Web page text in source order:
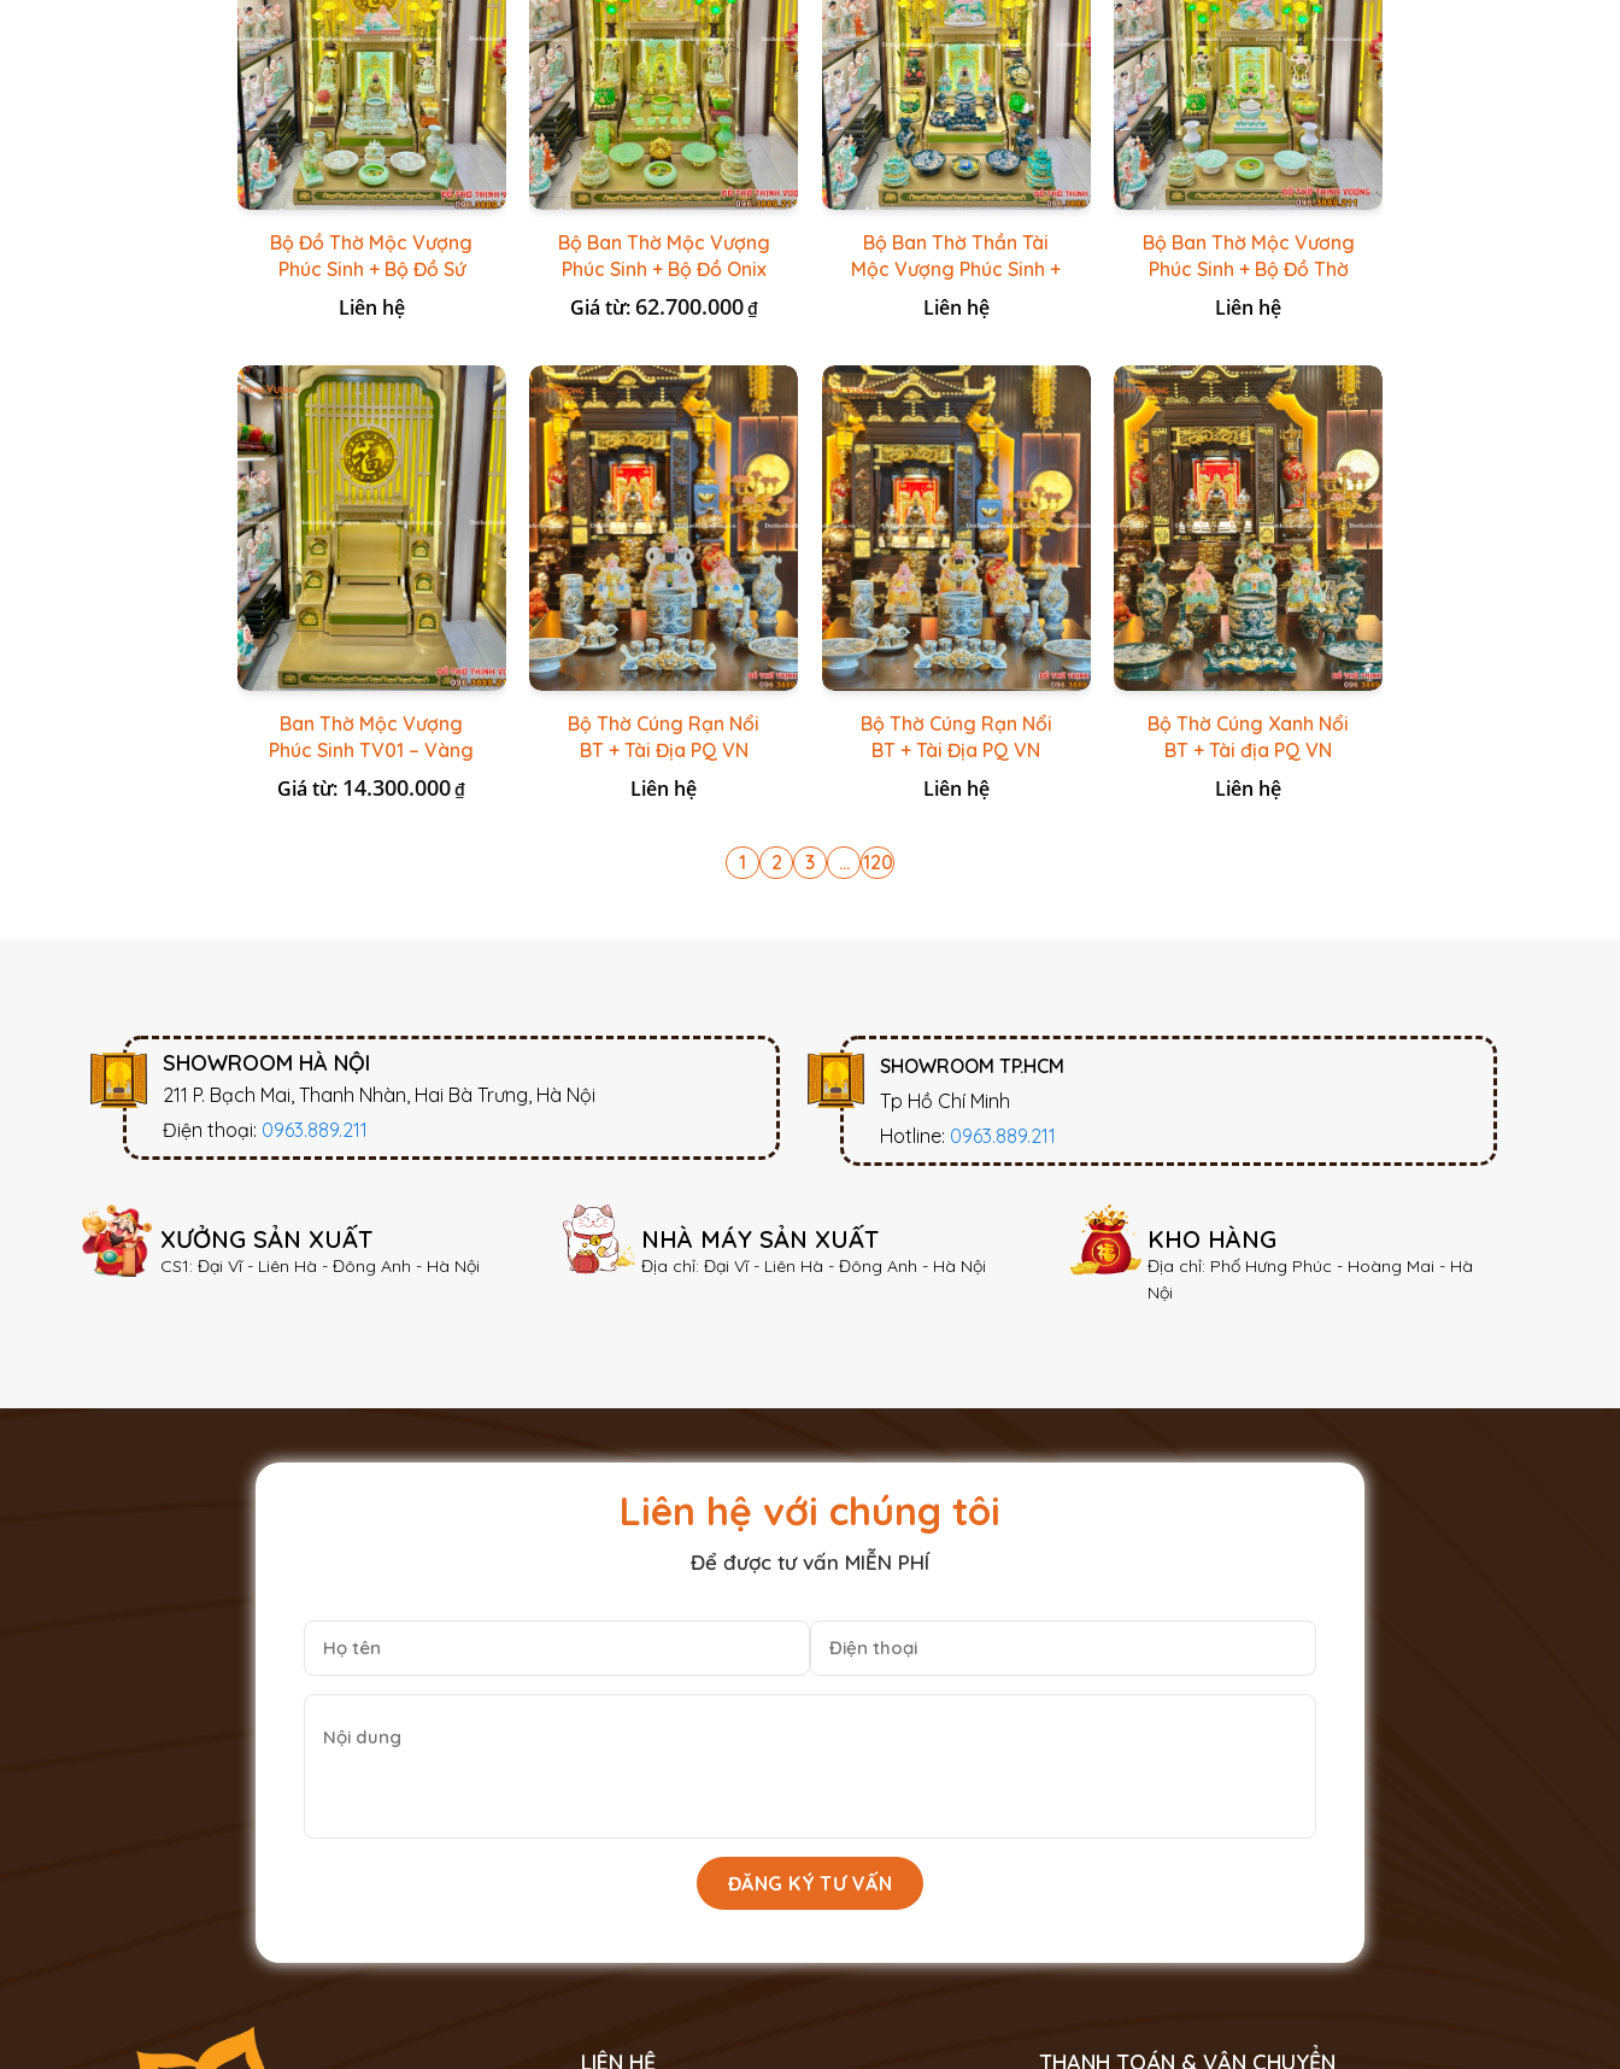
Bộ Đồ Thờ Mộc Vượng
Phúc Sinh + Bộ Đồ Sứ
Cao Cấp Xanh Cốm Vẽ
Vàng
Liên hệ
Bộ Ban Thờ Mộc Vượng
Phúc Sinh + Bộ Đồ Onix
Xanh Ngọc
Giá từ:62.700.000₫
Bộ Ban Thờ Thần Tài
Mộc Vượng Phúc Sinh +
Đồ Sứ Lục Nổi Bát
Tràng
Liên hệ
Bộ Ban Thờ Mộc Vương
Phúc Sinh + Bộ Đồ Thờ
Xanh Đá HR
Liên hệ
Ban Thờ Mộc Vượng
Phúc Sinh TV01 – Vàng
Kẻ Xanh Lá
Giá từ: 14.300.000₫
Bộ Thờ Cúng Rạn Nổi
BT + Tài Địa PQ VN
Trắng
Liên hệ
Bộ Thờ Cúng Rạn Nổi
BT + Tài Địa PQ VN
Vàng Caro
Liên hệ
Bộ Thờ Cúng Xanh Nổi
BT + Tài địa PQ VN
Xanh Lục
Liên hệ
1 2 3 ... 120
SHOWROOM HÀ NỘI
211 P. Bạch Mai, Thanh Nhàn, Hai Bà Trưng, Hà Nội
Điện thoại: 0963.889.211
SHOWROOM TP.HCM
Tp Hồ Chí Minh
Hotline: 0963.889.211
XƯỞNG SẢN XUẤT
CS1: Đại Vĩ - Liên Hà - Đông Anh - Hà Nội
NHÀ MÁY SẢN XUẤT
Địa chỉ: Đại Vĩ - Liên Hà - Đông Anh - Hà Nội
KHO HÀNG
Địa chỉ: Phố Hưng Phúc - Hoàng Mai - Hà
Nội
Liên hệ với chúng tôi
Để được tư vấn MIỄN PHÍ
LIÊN HỆ THANH TOÁN & VẬN CHUYỂN